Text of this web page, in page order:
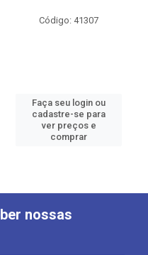
Código: 41307
Faça seu login ou
cadastre-se para
ver preços e
comprar
nossas